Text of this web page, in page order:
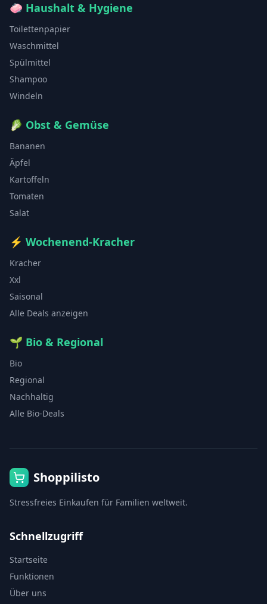
🧼 Haushalt & Hygiene
Toilettenpapier
Waschmittel
Spülmittel
Shampoo
Windeln
🥬 Obst & Gemüse
Bananen
Äpfel
Kartoffeln
Tomaten
Salat
⚡ Wochenend-Kracher
Kracher
Xxl
Saisonal
Alle Deals anzeigen
🌱 Bio & Regional
Bio
Regional
Nachhaltig
Alle Bio-Deals
Shoppilisto
Stressfreies Einkaufen für Familien weltweit.
Schnellzugriff
Startseite
Funktionen
Über uns